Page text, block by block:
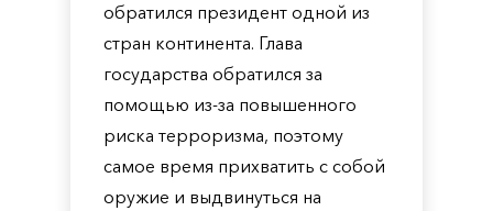
обратился президент одной из
стран континента. Глава
государства обратился за
помощью из-за повышенного
риска терроризма, поэтому
самое время прихватить с собой
оружие и выдвинуться на